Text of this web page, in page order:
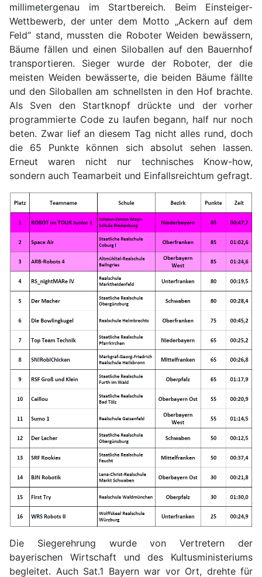
millimetergenau im Startbereich. Beim Einsteiger-
Wettbewerb, der unter dem Motto „Ackern auf dem
Feld“ stand, mussten die Roboter Weiden bewässern,
Bäume fällen und einen Siloballen auf den Bauernhof
transportieren. Sieger wurde der Roboter, der die
meisten Weiden bewässerte, die beiden Bäume fällte
und den Siloballen am schnellsten in den Hof brachte.
Als Sven den Startknopf drückte und der vorher
programmierte Code zu laufen begann, half nur noch
beten. Zwar lief an diesem Tag nicht alles rund, doch
die 65 Punkte können sich absolut sehen lassen.
Erneut waren nicht nur technisches Know-how,
sondern auch Teamarbeit und Einfallsreichtum gefragt.
Die Siegerehrung wurde von Vertretern der
bayerischen Wirtschaft und des Kultusministeriums
begleitet. Auch Sat.1 Bayern war vor Ort, drehte für